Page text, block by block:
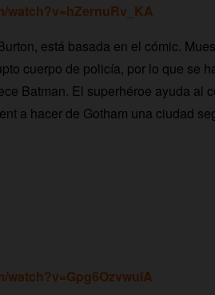
watch?v=hZernuRv_KA
está basada en el cómic.
cuerpo de policía, por lo que se
Batman. El superhéroe ayuda al
a hacer de Gotham una ciudad
watch?v=Gpg6OzvwuiA